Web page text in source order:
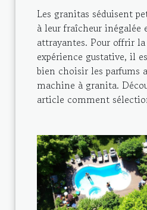
Les granitas séduisent
à leur fraîcheur inégalée
attrayantes. Pour offrir
expérience gustative, il
bien choisir les parfums
machine à granita.
article comment